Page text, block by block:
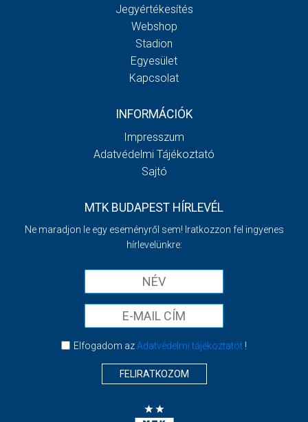
Jegyértékesítés
Webshop
Stadion
Egyesület
Kapcsolat
INFORMÁCIÓK
Impresszum
Adatvédelmi Tájékoztató
Sajtó
MTK BUDAPEST HÍRLEVÉL
Ne maradjon le egy eseményről sem! Iratkozzon fel ingyenes
hírlevelünkre:
Elfogadom azAdatvédelmi tájékoztatót!
FELIRATKOZOM